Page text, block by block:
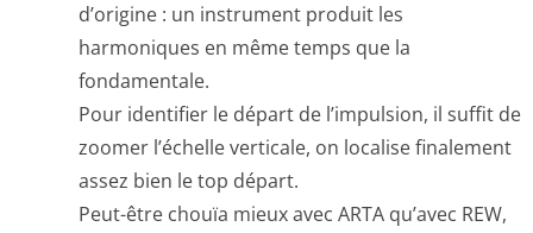
d’origine : un instrument produit les
harmoniques en même temps que la
fondamentale.
Pour identifier le départ de l’impulsion, il suffit de
zoomer l’échelle verticale, on localise finalement
assez bien le top départ.
Peut-être chouïa mieux avec ARTA qu’avec REW,